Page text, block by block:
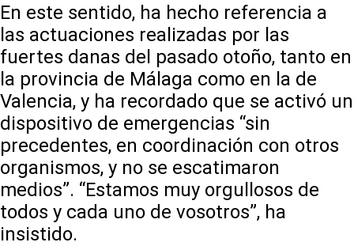
En este sentido, ha hecho referencia a
las actuaciones realizadas por las
fuertes danas del pasado otoño, tanto en
la provincia de Málaga como en la de
Valencia, y ha recordado que se activó un
dispositivo de emergencias “sin
precedentes, en coordinación con otros
organismos, y no se escatimaron
medios”. “Estamos muy orgullosos de
todos y cada uno de vosotros”, ha
insistido.